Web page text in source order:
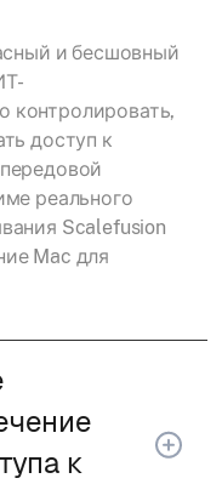
и бесшовный
контролировать,
доступ к
реального
Scalefusion
Mac для
к